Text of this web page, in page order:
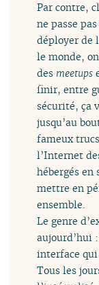
Par contre,
ne passe
déployer de
le monde,
des meetups
finir, entre
sécurité, ça
jusqu’au
fameux
l’Internet
hébergés en
mettre en
ensemble.
Le genre
aujourd’hui
interface qui
Tous les